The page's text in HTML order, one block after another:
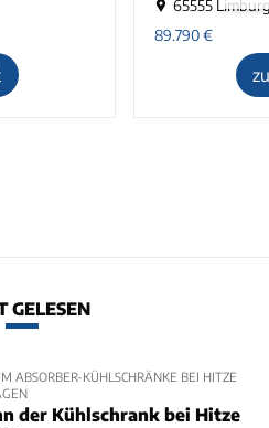
65555
89.790€
GELESEN
ABSORBER-KÜHLSCHRÄNKE BEI HITZE
der Kühlschrank bei Hitze